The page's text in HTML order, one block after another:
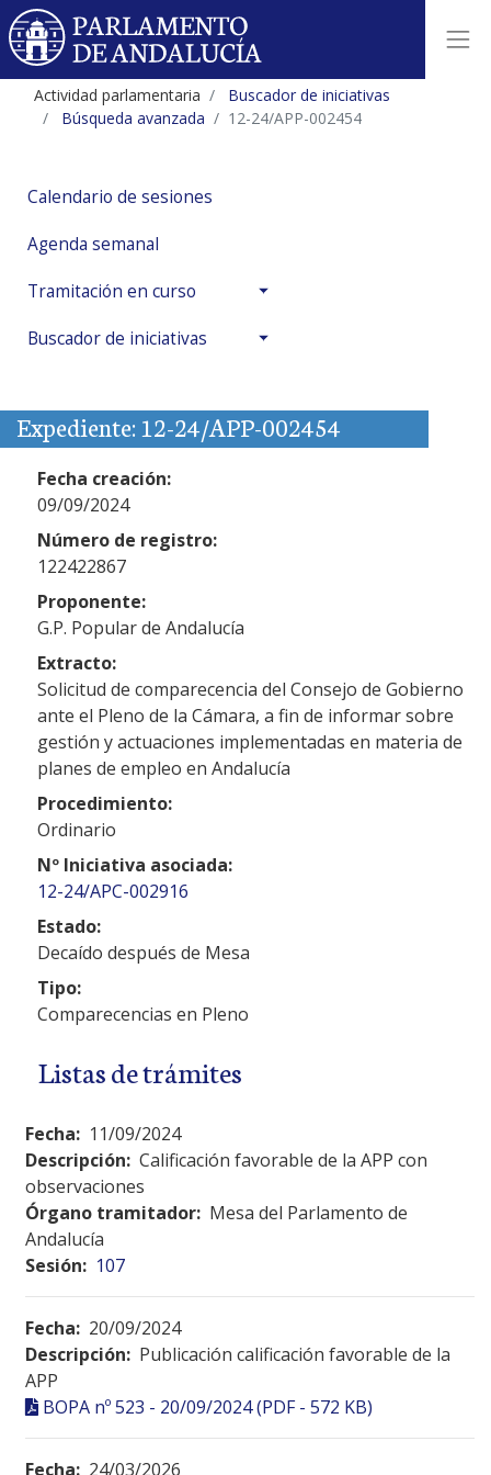
Actividad parlamentaria
Buscador de iniciativas
Búsqueda avanzada
12-24/APP-002454
Calendario de sesiones
Agenda semanal
Tramitación en curso
Buscador de iniciativas
Expediente: 12-24/APP-002454
Fecha creación:
09/09/2024
Número de registro:
122422867
Proponente:
G.P. Popular de Andalucía
Extracto:
Solicitud de comparecencia del Consejo de Gobierno
ante el Pleno de la Cámara, a fin de informar sobre
gestión y actuaciones implementadas en materia de
planes de empleo en Andalucía
Procedimiento:
Ordinario
Nº Iniciativa asociada:
12-24/APC-002916
Estado:
Decaído después de Mesa
Tipo:
Comparecencias en Pleno
Listas de trámites
Fecha: 11/09/2024
Descripción: Calificación favorable de la APP con
observaciones
Órgano tramitador: Mesa del Parlamento de
Andalucía
Sesión: 107
Fecha: 20/09/2024
Descripción: Publicación calificación favorable de la
APP
BOPA nº 523 - 20/09/2024 (PDF - 572 KB)
Fecha: 24/03/2026